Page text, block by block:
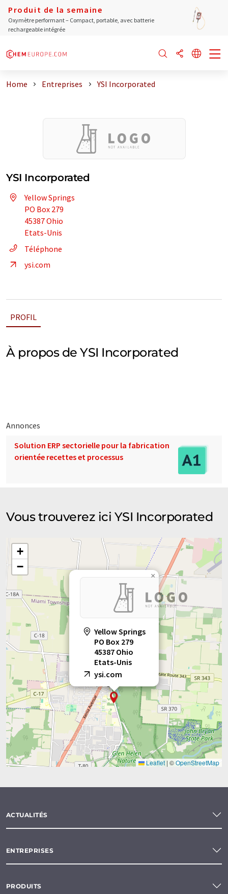
Produit de la semaine
Oxymètre performant – Compact, portable, avec batterie
rechargeable intégrée
Home Entreprises YSI Incorporated
YSI Incorporated
Yellow Springs
PO Box 279
45387 Ohio
Etats-Unis
Téléphone
ysi.com
PROFIL
À propos de YSI Incorporated
Annonces
Solution ERP sectorielle pour la fabrication
orientée recettes et processus
Vous trouverez ici YSI Incorporated
Yellow Springs
PO Box 279
45387 Ohio
Etats-Unis
ysi.com
×
+
−
Leaflet | ©OpenStreetMap
ACTUALITÉS
ENTREPRISES
PRODUITS